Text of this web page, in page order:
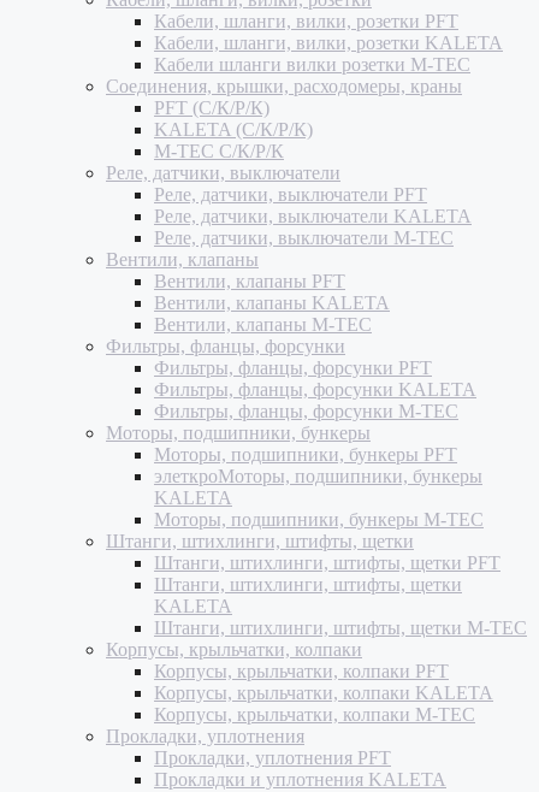
Кабели, шланги, вилки, розетки PFT
Кабели, шланги, вилки, розетки KALETA
Кабели шланги вилки розетки M-TEC
Соединения, крышки, расходомеры, краны
PFT (С/К/Р/К)
KALETA (С/К/Р/К)
M-TEC С/К/Р/К
Реле, датчики, выключатели
Реле, датчики, выключатели PFT
Реле, датчики, выключатели KALETA
Реле, датчики, выключатели M-TEC
Вентили, клапаны
Вентили, клапаны PFT
Вентили, клапаны KALETA
Вентили, клапаны M-TEC
Фильтры, фланцы, форсунки
Фильтры, фланцы, форсунки PFT
Фильтры, фланцы, форсунки KALETA
Фильтры, фланцы, форсунки M-TEC
Моторы, подшипники, бункеры
Моторы, подшипники, бункеры PFT
элеткроМоторы, подшипники, бункеры
KALETA
Моторы, подшипники, бункеры M-TEC
Штанги, штихлинги, штифты, щетки
Штанги, штихлинги, штифты, щетки PFT
Штанги, штихлинги, штифты, щетки
KALETA
Штанги, штихлинги, штифты, щетки M-TEC
Корпусы, крыльчатки, колпаки
Корпусы, крыльчатки, колпаки PFT
Корпусы, крыльчатки, колпаки KALETA
Корпусы, крыльчатки, колпаки M-TEC
Прокладки, уплотнения
Прокладки, уплотнения PFT
Прокладки и уплотнения KALETA